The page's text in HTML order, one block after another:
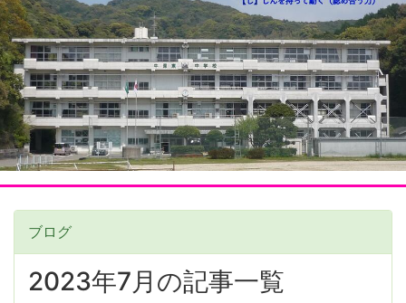
ブログ
2023年7月の記事一覧